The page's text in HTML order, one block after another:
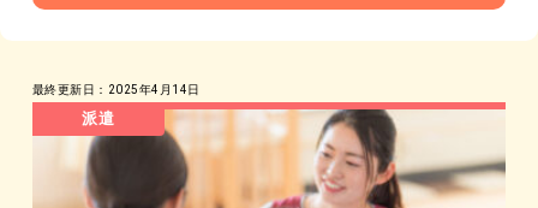
最終更新日：2025年4月14日
派遣